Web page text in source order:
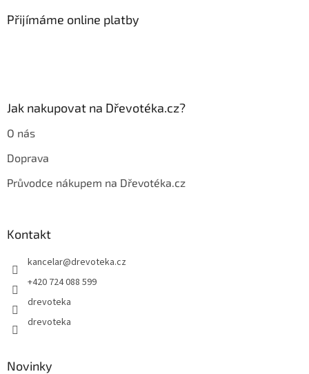
p
Přijímáme online platby
Jak nakupovat na Dřevotéka.cz?
O nás
Doprava
Průvodce nákupem na Dřevotéka.cz
Kontakt
kancelar@drevoteka.cz
+420 724 088 599
drevoteka
drevoteka
Novinky